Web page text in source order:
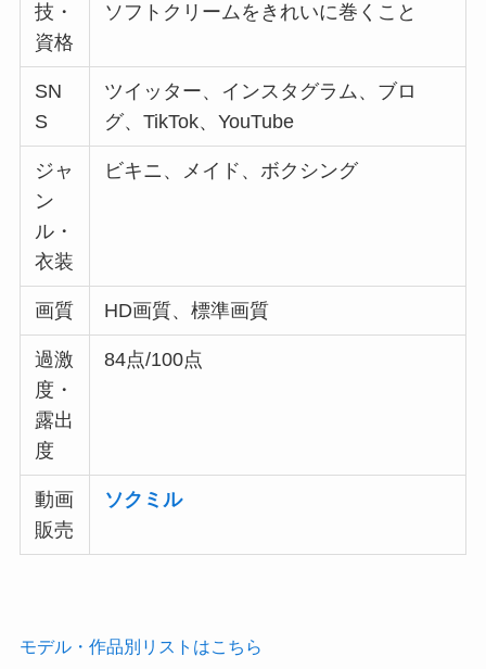
技・
資格
ソフトクリームをきれいに巻くこと
SN
S
ツイッター、インスタグラム、ブロ
グ、TikTok、YouTube
ジャ
ン
ル・
衣装
ビキニ、メイド、ボクシング
画質 HD画質、標準画質
過激
度・
露出
度
84点/100点
動画
販売
ソクミル
モデル・作品別リストはこちら